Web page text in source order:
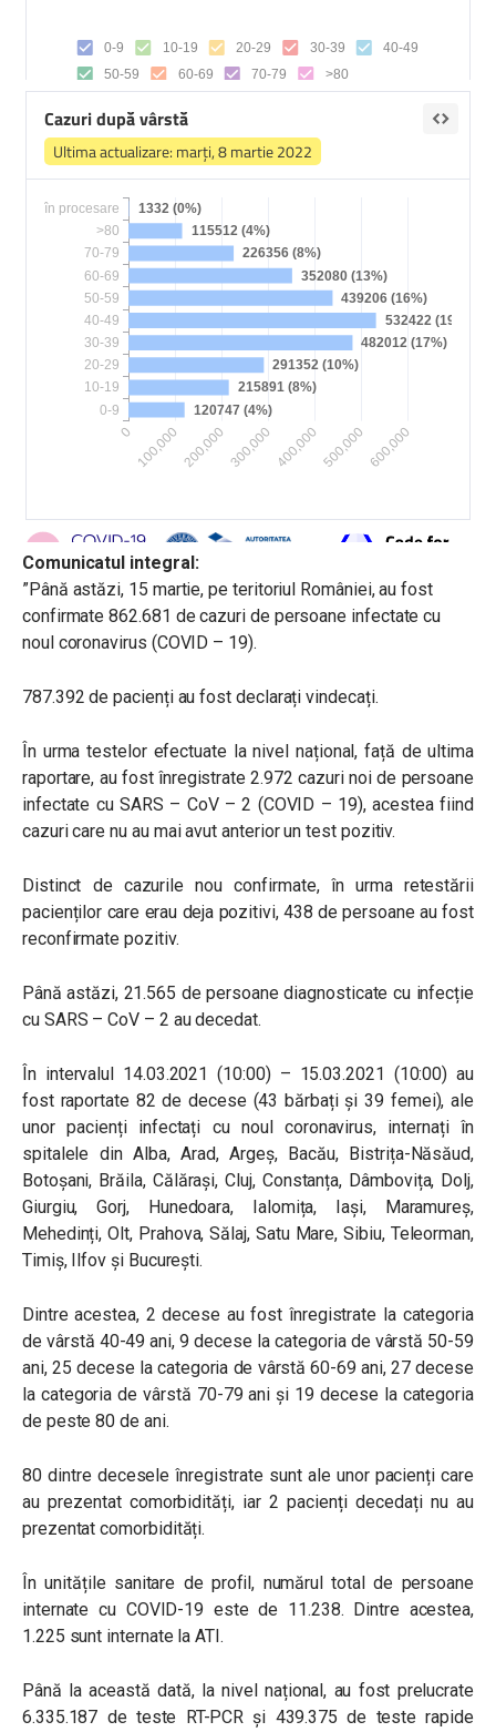
Comunicatul integral:
”Până astăzi, 15 martie, pe teritoriul României, au fost
confirmate 862.681 de cazuri de persoane infectate cu
noul coronavirus (COVID – 19).
787.392 de pacienți au fost declarați vindecați.
În urma testelor efectuate la nivel național, față de ultima
raportare, au fost înregistrate 2.972 cazuri noi de persoane
infectate cu SARS – CoV – 2 (COVID – 19), acestea fiind
cazuri care nu au mai avut anterior un test pozitiv.
Distinct de cazurile nou confirmate, în urma retestării
pacienților care erau deja pozitivi, 438 de persoane au fost
reconfirmate pozitiv.
Până astăzi, 21.565 de persoane diagnosticate cu infecție
cu SARS – CoV – 2 au decedat.
În intervalul 14.03.2021 (10:00) – 15.03.2021 (10:00) au
fost raportate 82 de decese (43 bărbați și 39 femei), ale
unor pacienți infectați cu noul coronavirus, internați în
spitalele din Alba, Arad, Argeș, Bacău, Bistrița-Năsăud,
Botoșani, Brăila, Călărași, Cluj, Constanța, Dâmbovița, Dolj,
Giurgiu, Gorj, Hunedoara, Ialomița, Iași, Maramureș,
Mehedinți, Olt, Prahova, Sălaj, Satu Mare, Sibiu, Teleorman,
Timiș, Ilfov și București.
Dintre acestea, 2 decese au fost înregistrate la categoria
de vârstă 40-49 ani, 9 decese la categoria de vârstă 50-59
ani, 25 decese la categoria de vârstă 60-69 ani, 27 decese
la categoria de vârstă 70-79 ani și 19 decese la categoria
de peste 80 de ani.
80 dintre decesele înregistrate sunt ale unor pacienți care
au prezentat comorbidități, iar 2 pacienți decedați nu au
prezentat comorbidități.
În unitățile sanitare de profil, numărul total de persoane
internate cu COVID-19 este de 11.238. Dintre acestea,
1.225 sunt internate la ATI.
Până la această dată, la nivel național, au fost prelucrate
6.335.187 de teste RT-PCR și 439.375 de teste rapide